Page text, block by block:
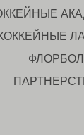
ФЛОРБОЛ